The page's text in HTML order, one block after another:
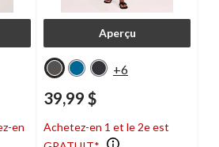
en
Aperçu
+6
39,99 $
Achetez-en 1 et le 2e est